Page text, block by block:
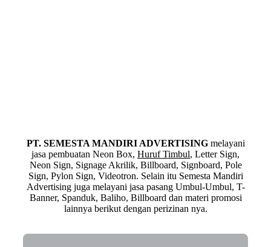
PT. SEMESTA MANDIRI ADVERTISINGmelayani
jasa pembuatan Neon Box, Huruf Timbul, Letter Sign,
Neon Sign, Signage Akrilik, Billboard, Signboard, Pole
Sign, Pylon Sign, Videotron. Selain itu Semesta Mandiri
Advertising juga melayani jasa pasang Umbul-Umbul, T-
Banner, Spanduk, Baliho, Billboard dan materi promosi
lainnya berikut dengan perizinan nya.